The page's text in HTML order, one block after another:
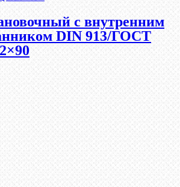
с внутренним
DIN 913/ГОСТ